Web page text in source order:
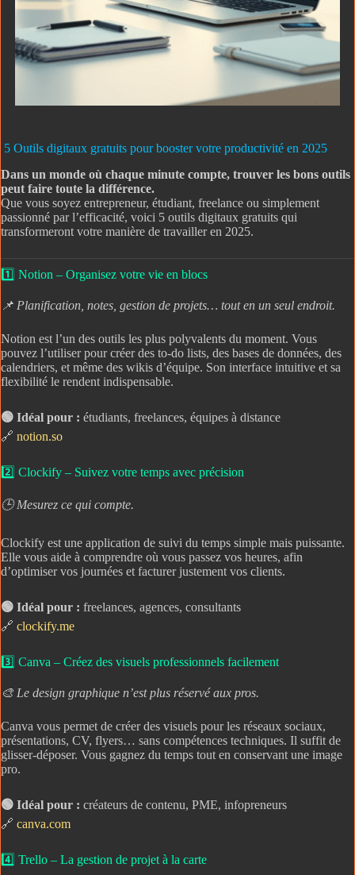
5 Outils digitaux gratuits pour booster votre productivité en 2025
Dans un monde où chaque minute compte, trouver les bons outils
peut faire toute la différence.
Que vous soyez entrepreneur, étudiant, freelance ou simplement
passionné par l’efficacité, voici 5 outils digitaux gratuits qui
transformeront votre manière de travailler en 2025.
1️⃣ Notion – Organisez votre vie en blocs
📌 Planification, notes, gestion de projets… tout en un seul endroit.
Notion est l’un des outils les plus polyvalents du moment. Vous
pouvez l’utiliser pour créer des to-do lists, des bases de données, des
calendriers, et même des wikis d’équipe. Son interface intuitive et sa
flexibilité le rendent indispensable.
🟢 Idéal pour : étudiants, freelances, équipes à distance
🔗 notion.so
2️⃣ Clockify – Suivez votre temps avec précision
🕒 Mesurez ce qui compte.
Clockify est une application de suivi du temps simple mais puissante.
Elle vous aide à comprendre où vous passez vos heures, afin
d’optimiser vos journées et facturer justement vos clients.
🟢 Idéal pour : freelances, agences, consultants
🔗 clockify.me
3️⃣ Canva – Créez des visuels professionnels facilement
🎨 Le design graphique n’est plus réservé aux pros.
Canva vous permet de créer des visuels pour les réseaux sociaux,
présentations, CV, flyers… sans compétences techniques. Il suffit de
glisser-déposer. Vous gagnez du temps tout en conservant une image
pro.
🟢 Idéal pour : créateurs de contenu, PME, infopreneurs
🔗 canva.com
4️⃣ Trello – La gestion de projet à la carte